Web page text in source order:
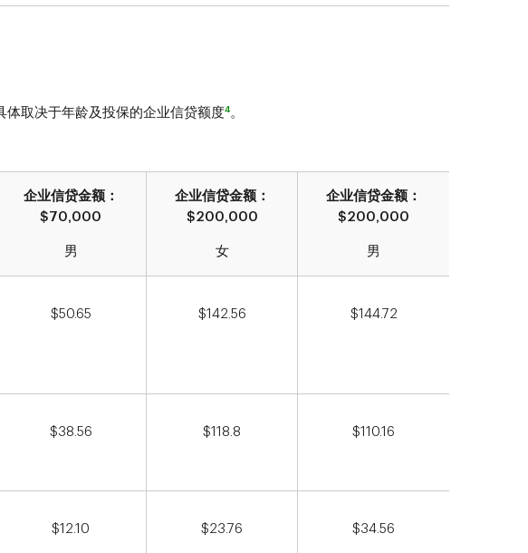
体取决于年龄及投保的企业信贷额度4。
企业信贷金额：
$70,000
男
企业信贷金额：
$200,000
女
企业信贷金额：
$200,000
男
$50.65 $142.56 $144.72
$38.56 $118.8 $110.16
$12.10 $23.76 $34.56